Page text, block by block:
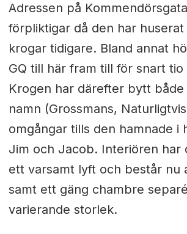
Adressen på
förpliktigar då den har huserat
krogar tidigare. Bland annat
GQ till här fram till för snart tio
Krogen har därefter bytt både
namn (Grossmans,
omgångar tills den hamnade i
Jim och Jacob. Interiören har
ett varsamt lyft och består nu
samt ett gäng chambre
varierande storlek.